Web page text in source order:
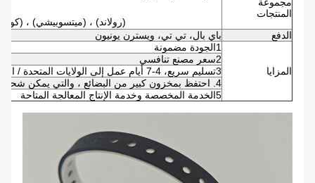
مجموعة
المنتجات
(رولاند) ، (ميتسوبيشي) ،
الدفع
باي بال، تي تي، ويسترن يونيون
المزايا
1الجودة مضمونة
2سعر مصنع تنافسي
3تسليم سريع، 4-7 أيام عمل إلى الولايات المتحدة / المملكة المتحدة / الاتحاد الأوروبي
4. احتفظ بمخزون كبير من البضائع ، والتي يمكن شحنها في 24-48 ساعة بعد تأكيد الدفع
5الخدمة المخصصة وخدمة الإنتاج المعالجة المتاحة